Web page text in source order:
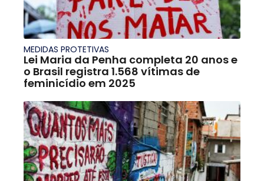
MEDIDAS PROTETIVAS
Lei Maria da Penha completa 20 anos e
o Brasil registra 1.568 vítimas de
feminicídio em 2025